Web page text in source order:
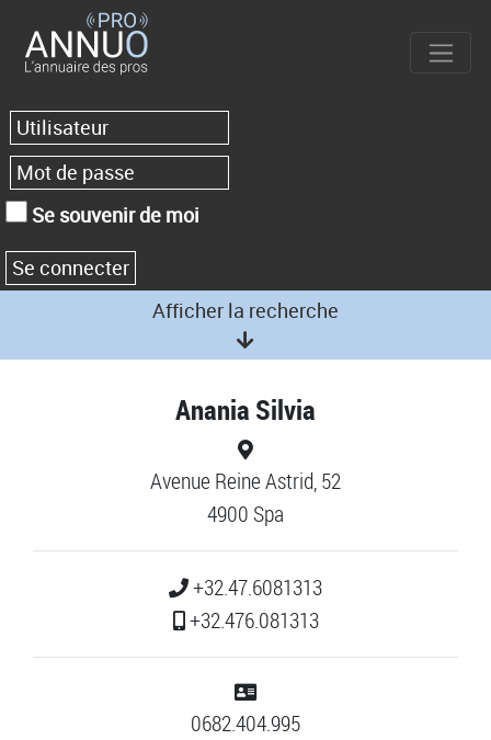
Se souvenir de moi
Afficher la recherche
Anania Silvia
Avenue Reine Astrid, 52
4900 Spa
+32.47.6081313
+32.476.081313
0682.404.995